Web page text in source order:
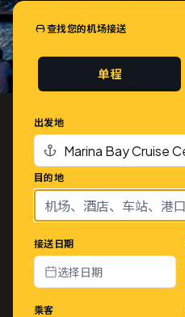
查找您的机场接送
单程
出发地
目的地
接送日期
选择日期
乘客